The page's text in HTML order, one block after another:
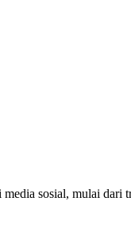
sosial, mulai dari